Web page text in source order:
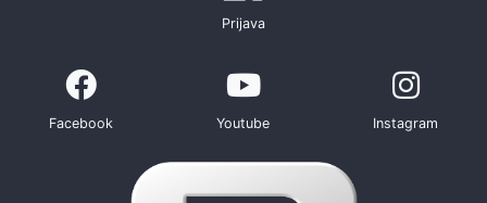
Prijava
Facebook Youtube Instagram